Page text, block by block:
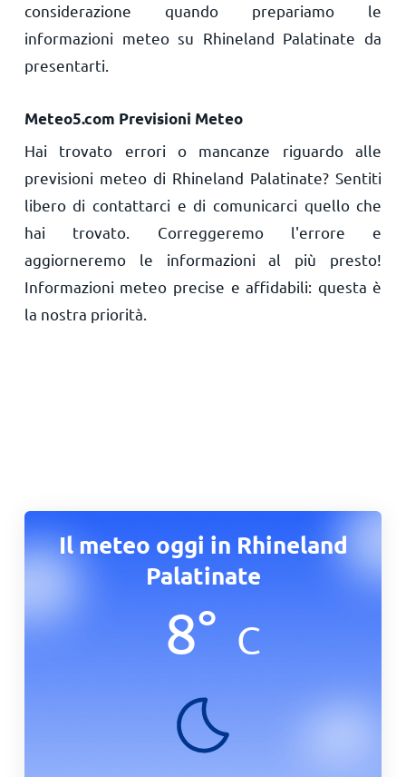
considerazione quando prepariamo le
informazioni meteo su Rhineland Palatinate da
presentarti.
Meteo5.com Previsioni Meteo
Hai trovato errori o mancanze riguardo alle
previsioni meteo di Rhineland Palatinate? Sentiti
libero di contattarci e di comunicarci quello che
hai trovato. Correggeremo l'errore e
aggiorneremo le informazioni al più presto!
Informazioni meteo precise e affidabili: questa è
la nostra priorità.
Il meteo oggi in Rhineland
Palatinate
8° C